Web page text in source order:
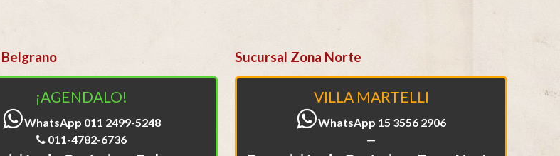
¡AGENDALO!
WhatsApp 011 2499-5248
011-4782-6736
Sucursal Zona Norte
VILLA MARTELLI
WhatsApp 15 3556 2906
—